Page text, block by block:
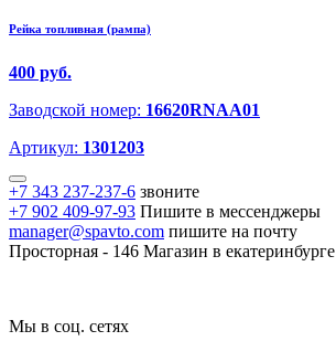
Рейка топливная (рампа)
400 руб.
Заводской номер: 16620RNAA01
Артикул: 1301203
+7 343 237-237-6 звоните
+7 902 409-97-93 Пишите в мессенджеры
manager@spavto.com пишите на почту
Просторная - 146 Магазин в екатеринбурге
Мы в соц. сетях